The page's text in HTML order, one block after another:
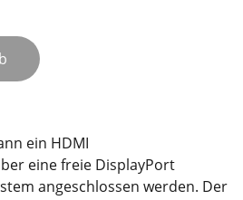
ein HDMI
eine freie DisplayPort
angeschlossen werden. Der